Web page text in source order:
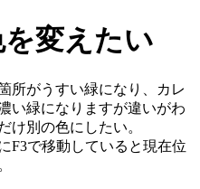
変えたい
所がうすい緑になり、カレ
い緑になりますが違いがわ
け別の色にしたい。
F3で移動していると現在位